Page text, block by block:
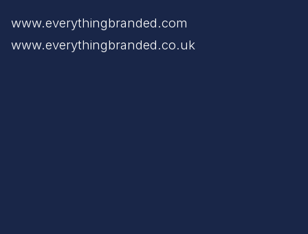
www.everythingbranded.com
www.everythingbranded.co.uk